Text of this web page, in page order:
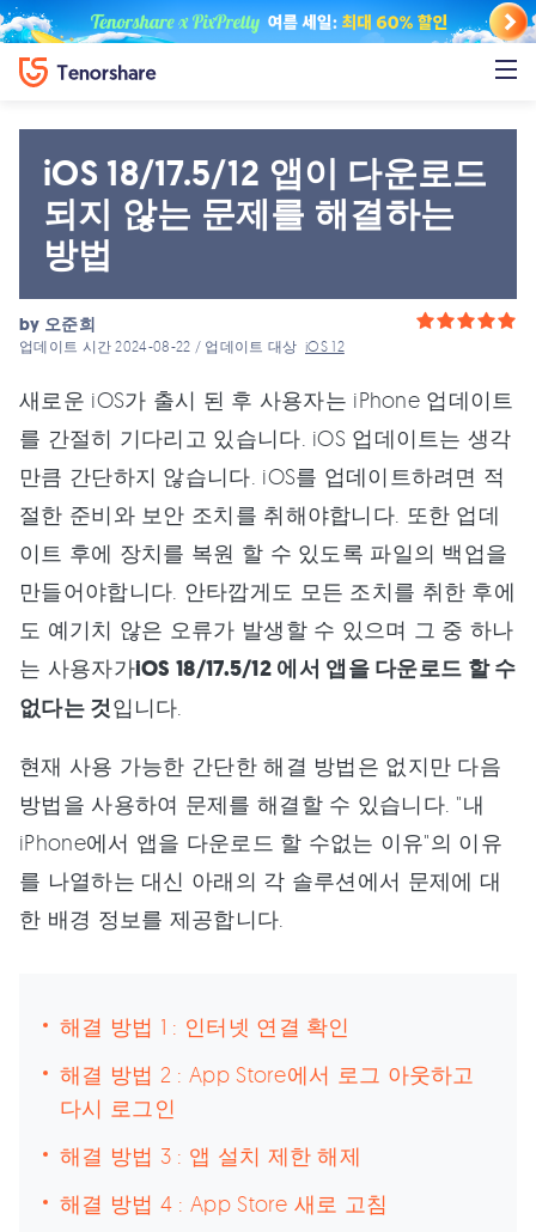
iOS 18/17.5/12 앱이 다운로드
되지 않는 문제를 해결하는
방법
by 오준희
업데이트 시간 2024-08-22 / 업데이트 대상iOS 12
새로운 iOS가 출시 된 후 사용자는 iPhone 업데이트
를 간절히 기다리고 있습니다. iOS 업데이트는 생각
만큼 간단하지 않습니다. iOS를 업데이트하려면 적
절한 준비와 보안 조치를 취해야합니다. 또한 업데
이트 후에 장치를 복원 할 수 있도록 파일의 백업을
만들어야합니다. 안타깝게도 모든 조치를 취한 후에
도 예기치 않은 오류가 발생할 수 있으며 그 중 하나
는 사용자가iOS 18/17.5/12 에서 앱을 다운로드 할 수
없다는 것입니다.
현재 사용 가능한 간단한 해결 방법은 없지만 다음
방법을 사용하여 문제를 해결할 수 있습니다. "내
iPhone에서 앱을 다운로드 할 수없는 이유"의 이유
를 나열하는 대신 아래의 각 솔루션에서 문제에 대
한 배경 정보를 제공합니다.
해결 방법 1 : 인터넷 연결 확인
해결 방법 2 : App Store에서 로그 아웃하고
다시 로그인
해결 방법 3 : 앱 설치 제한 해제
해결 방법 4 : App Store 새로 고침